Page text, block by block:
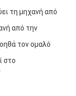
τη μηχανή από
από την
τον ομαλό
στο